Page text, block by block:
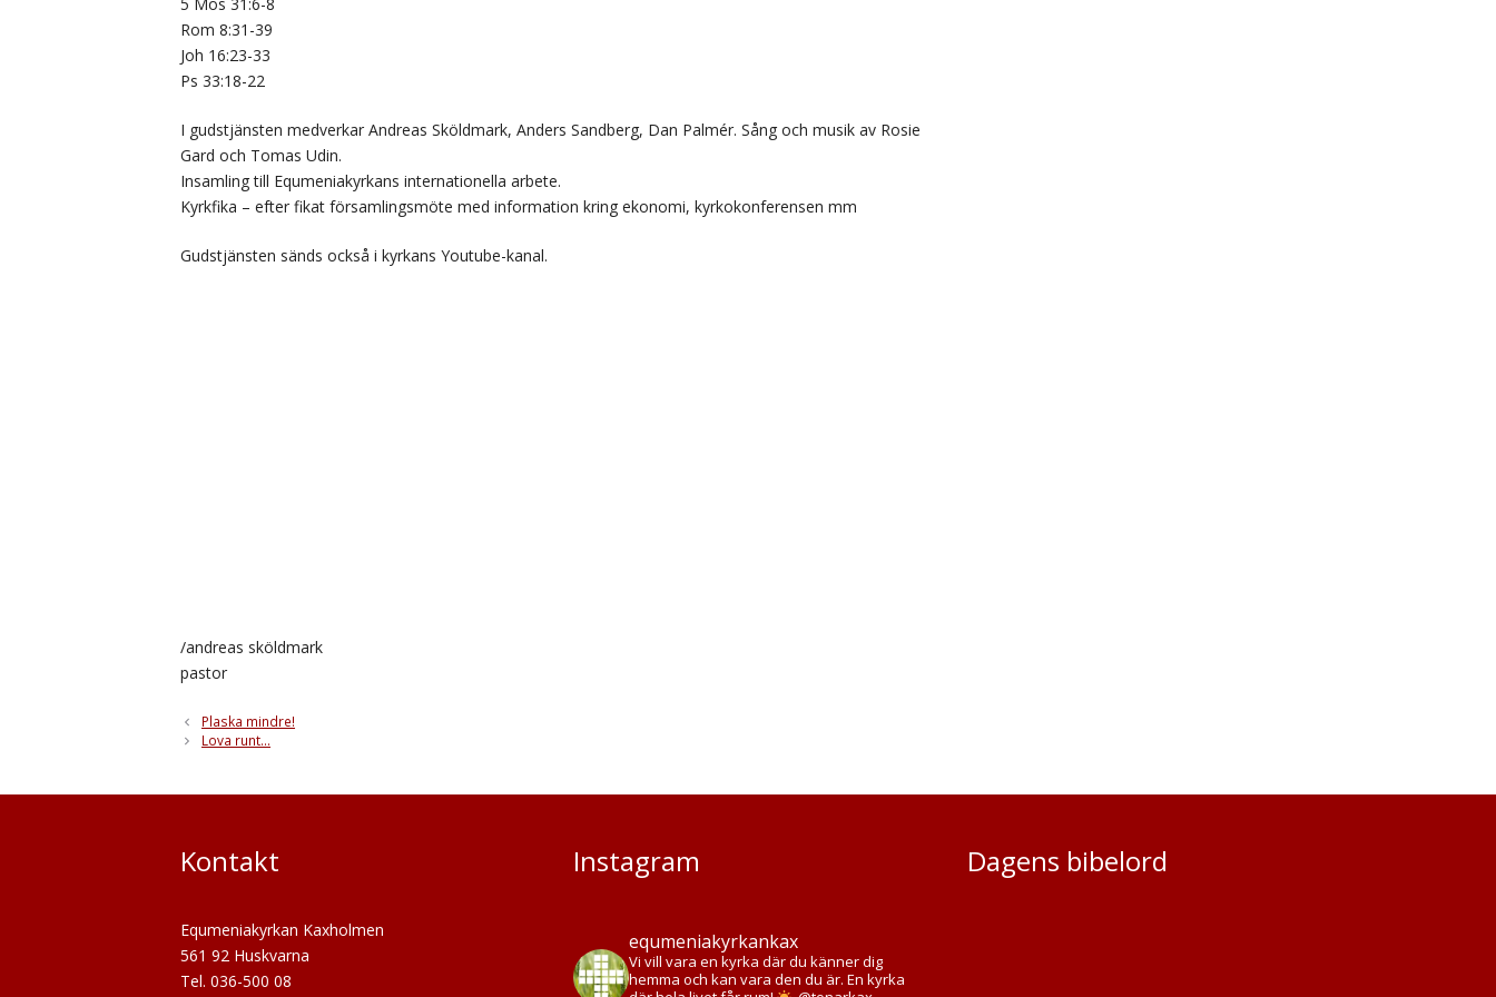
5 Mos 31:6-8
Rom 8:31-39
Joh 16:23-33
Ps 33:18-22
I gudstjänsten medverkar Andreas Sköldmark, Anders Sandberg, Dan Palmér. Sång och musik av Rosie
Gard och Tomas Udin.
Insamling till Equmeniakyrkans internationella arbete.
Kyrkfika – efter fikat församlingsmöte med information kring ekonomi, kyrkokonferensen mm
Gudstjänsten sänds också i kyrkans Youtube-kanal.
/andreas sköldmark
pastor
Plaska mindre!
Lova runt…
Kontakt
Equmeniakyrkan Kaxholmen
561 92 Huskvarna
Tel. 036-500 08
Instagram
equmeniakyrkankax
Vi vill vara en kyrka där du känner dig
hemma och kan vara den du är. En kyrka
Dagens bibelord